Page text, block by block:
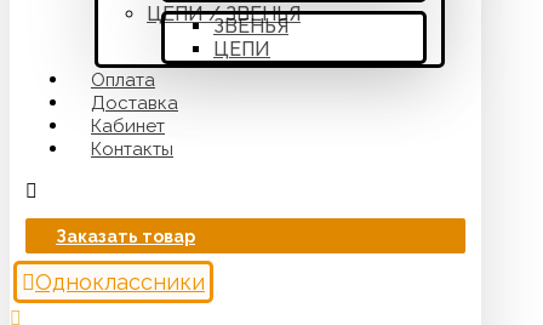
ЦЕПИ / ЗВЕНЬЯ
ЗВЕНЬЯ
ЦЕПИ
Оплата
Доставка
Кабинет
Контакты
Заказать товар
Одноклассники